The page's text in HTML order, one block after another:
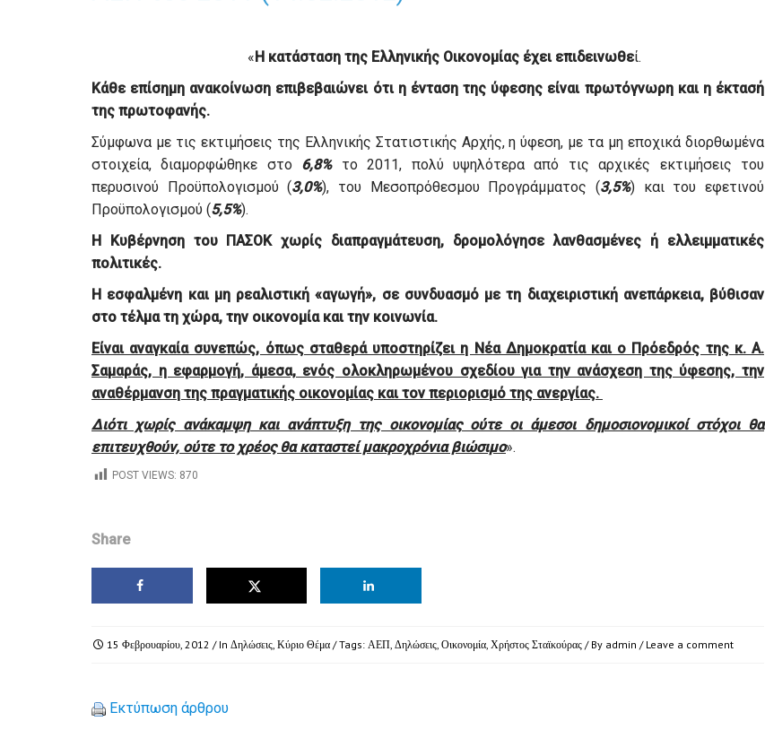
« Η κατάσταση της Ελληνικής Οικονομίας έχει επιδεινωθεί.
Κάθε επίσημη ανακοίνωση επιβεβαιώνει ότι η ένταση της ύφεσης είναι πρωτόγνωρη και η έκτασή
της πρωτοφανής.
Σύμφωνα με τις εκτιμήσεις της Ελληνικής Στατιστικής Αρχής, η ύφεση, με τα μη εποχικά διορθωμένα
στοιχεία, διαμορφώθηκε στο 6,8%το 2011, πολύ υψηλότερα από τις αρχικές εκτιμήσεις του
περυσινού Προϋπολογισμού (3,0%), του Μεσοπρόθεσμου Προγράμματος (3,5%) και του εφετινού
Προϋπολογισμού (5,5%).
Η Κυβέρνηση του ΠΑΣΟΚ χωρίς διαπραγμάτευση, δρομολόγησε λανθασμένες ή ελλειμματικές
πολιτικές.
Η εσφαλμένη και μη ρεαλιστική «αγωγή», σε συνδυασμό με τη διαχειριστική ανεπάρκεια, βύθισαν
στο τέλμα τη χώρα, την οικονομία και την κοινωνία.
Είναι αναγκαία συνεπώς, όπως σταθερά υποστηρίζει η Νέα Δημοκρατία και ο Πρόεδρός της κ. Α.
Σαμαράς, η εφαρμογή, άμεσα, ενός ολοκληρωμένου σχεδίου για την ανάσχεση της ύφεσης, την
αναθέρμανση της πραγματικής οικονομίας και τον περιορισμό της ανεργίας.
Διότι χωρίς ανάκαμψη και ανάπτυξη της οικονομίας ούτε οι άμεσοι δημοσιονομικοί στόχοι θα
επιτευχθούν, ούτε το χρέος θα καταστεί μακροχρόνια βιώσιμο».
POST VIEWS: 870
Share
15 Φεβρουαρίου, 2012 / In Δηλώσεις, Κύριο Θέμα / Tags: ΑΕΠ, Δηλώσεις, Οικονομία, Χρήστος Σταϊκούρας / By admin / Leave a comment
Εκτύπωση άρθρου